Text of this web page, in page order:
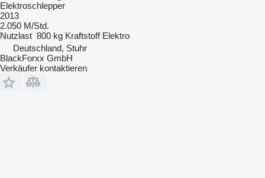
Elektroschlepper
2013
2.050 M/Std.
Nutzlast 800 kg Kraftstoff Elektro
Deutschland, Stuhr
BlackForxx GmbH
Verkäufer kontaktieren